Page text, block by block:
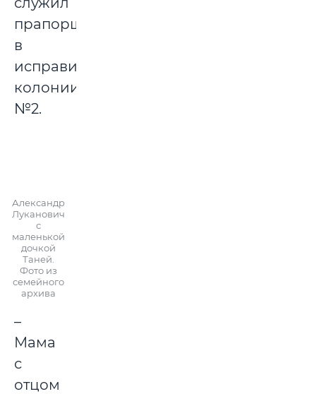
прапорщиком
в
исправительной
колонии
№2.
Александр
Луканович
с
маленькой
дочкой
Таней.
Фото из
семейного
архива
–
Мама
с
отцом